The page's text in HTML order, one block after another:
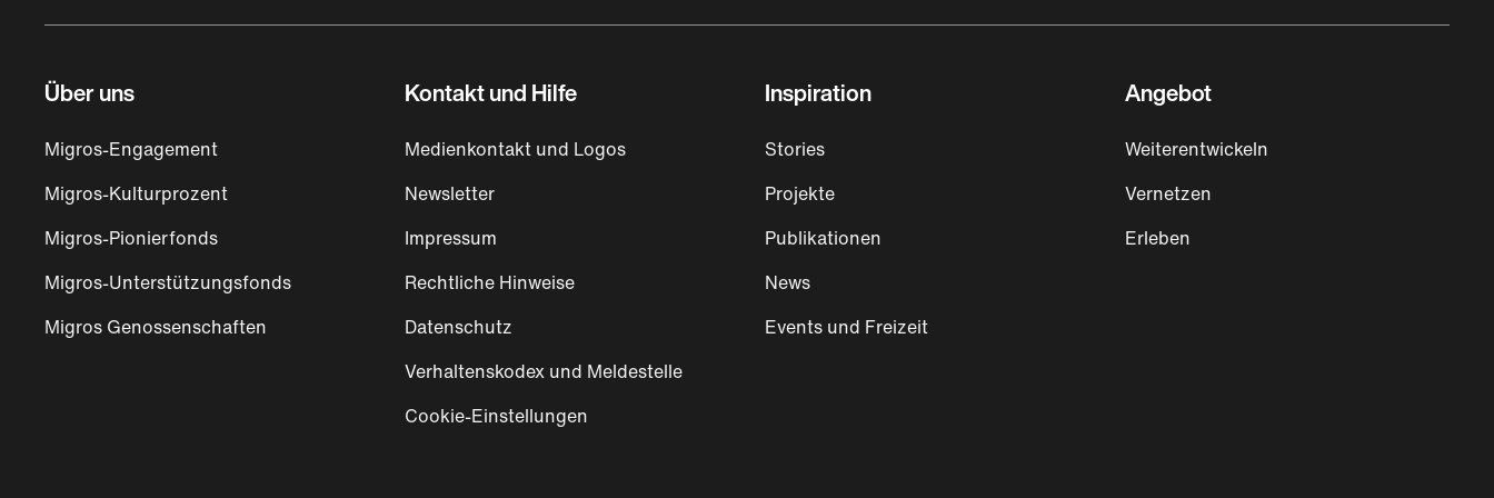
Über uns
Migros-Engagement
Migros-Kulturprozent
Migros-Pionierfonds
Migros-Unterstützungsfonds
Migros Genossenschaften
Kontakt und Hilfe
Medienkontakt und Logos
Newsletter
Impressum
Rechtliche Hinweise
Datenschutz
Verhaltenskodex und Meldestelle
Cookie-Einstellungen
Inspiration
Stories
Projekte
Publikationen
News
Events und Freizeit
Angebot
Weiterentwickeln
Vernetzen
Erleben